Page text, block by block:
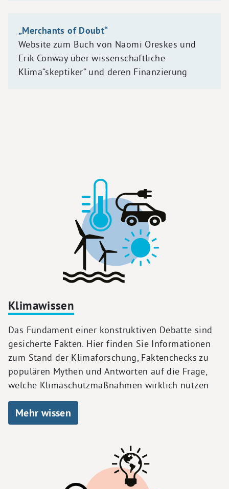
„Merchants of Doubt“
Website zum Buch von Naomi Oreskes und
Erik Conway über wissenschaftliche
Klima“skeptiker“ und deren Finanzierung
Klimawissen
Das Fundament einer konstruktiven Debatte sind
gesicherte Fakten. Hier finden Sie Informationen
zum Stand der Klimaforschung, Faktenchecks zu
populären Mythen und Antworten auf die Frage,
welche Klimaschutzmaßnahmen wirklich nützen
Mehr wissen